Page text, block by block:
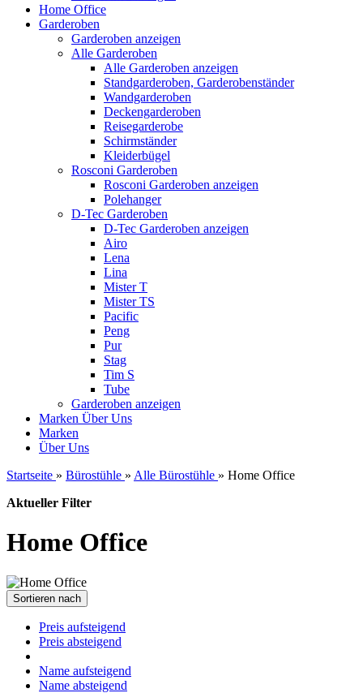
Home Office
Garderoben
Garderoben anzeigen
Alle Garderoben
Alle Garderoben anzeigen
Standgarderoben, Garderobenständer
Wandgarderoben
Deckengarderoben
Reisegarderobe
Schirmständer
Kleiderbügel
Rosconi Garderoben
Rosconi Garderoben anzeigen
Polehanger
D-Tec Garderoben
D-Tec Garderoben anzeigen
Airo
Lena
Lina
Mister T
Mister TS
Pacific
Peng
Pur
Stag
Tim S
Tube
Garderoben anzeigen
Marken Über Uns
Marken
Über Uns
Startseite » Bürostühle » Alle Bürostühle » Home Office
Aktueller Filter
Home Office
Sortieren nach
Preis aufsteigend
Preis absteigend
Name aufsteigend
Name absteigend